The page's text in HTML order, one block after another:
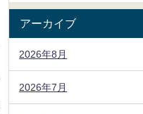
アーカイブ
2026年8月
2026年7月